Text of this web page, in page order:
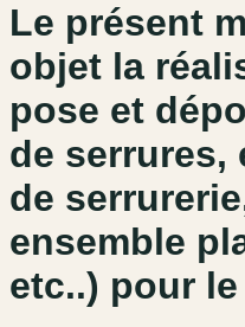
Le présent
objet la
pose et
de serrures,
de
ensemble
etc..) pour le